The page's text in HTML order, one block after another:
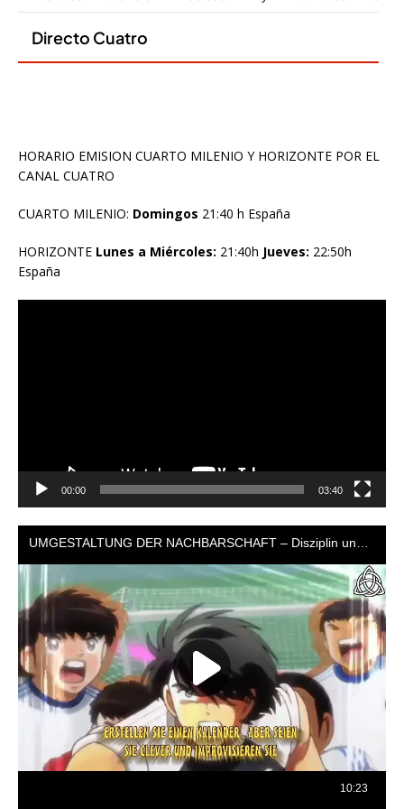
HORARIO EMISION CUARTO MILENIO Y HORIZONTE POR EL
CANAL CUATRO
CUARTO MILENIO: Domingos 21:40 h España
HORIZONTE Lunes a Miércoles: 21:40h Jueves: 22:50h
España
00:00 03:40